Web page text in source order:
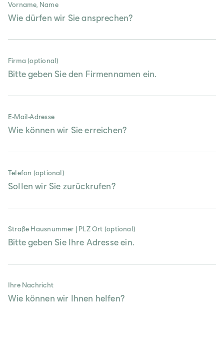
Vorname, Name
Firma (optional)
E-Mail-Adresse
Telefon (optional)
Straße Hausnummer | PLZ Ort (optional)
Ihre Nachricht
România